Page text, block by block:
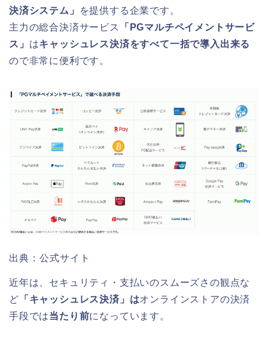
決済システム」
を提供する企業です。
主力の総合決済サービス
「PGマルチペイメントサービ
ス」 はキャッシュレス決済をすべて一括で導入出来る
ので非常に便利です。
出典：公式サイト
近年は、セキュリティ・支払いのスムーズさの観点な
ど 「キャッシュレス決済」はオンラインストアの決済
手段では当たり前になっています。